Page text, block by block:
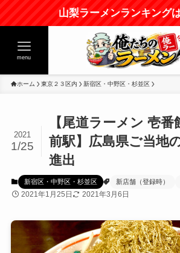
山梨ラーメンランキング
menu
ホーム 東京２３区内 新宿区・中野区・杉並区
【尾道ラーメン 壱
前駅】広島県ご当地
進出
2021
1/25
新宿区・中野区・杉並区 新店舗（登録時）
2021年1月25日 2021年3月6日